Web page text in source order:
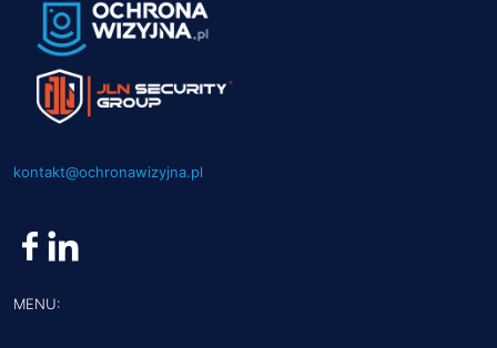
kontakt@ochronawizyjna.pl
MENU: